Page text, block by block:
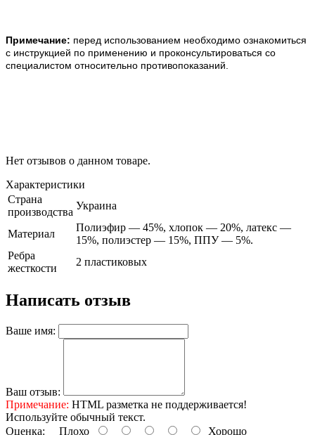
Примечание: перед использованием необходимо ознакомиться
с инструкцией по применению и проконсультироваться со
специалистом относительно противопоказаний.
Нет отзывов о данном товаре.
Характеристики
Страна
производства
Украина
Материал
Полиэфир — 45%, хлопок — 20%, латекс —
15%, полиэстер — 15%, ППУ — 5%.
Ребра
жесткости
2 пластиковых
Написать отзыв
Ваше имя:
Ваш отзыв:
Примечание: HTML разметка не поддерживается!
Используйте обычный текст.
Оценка: Плохо Хорошо